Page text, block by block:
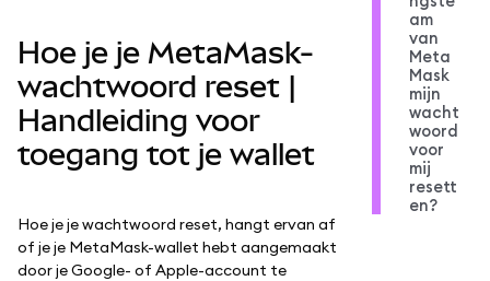
Let op je veiligheid
Hoe je je MetaMask-
wachtwoord reset |
Handleiding voor
toegang tot je wallet
Hoe je je wachtwoord reset, hangt ervan af
of je je MetaMask-wallet hebt aangemaakt
door je Google- of Apple-account te
am
van
Meta
Mask
mijn
wacht
woord
voor
mij
resett
en?